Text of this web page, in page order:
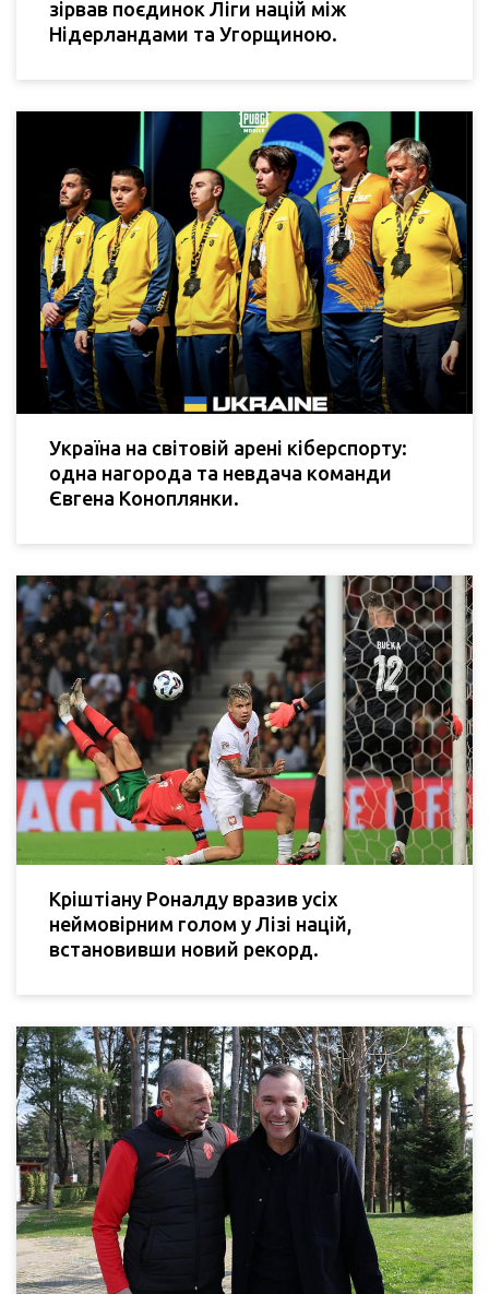
зірвав поєдинок Ліги націй між
Нідерландами та Угорщиною.
Україна на світовій арені кіберспорту:
одна нагорода та невдача команди
Євгена Коноплянки.
Кріштіану Роналду вразив усіх
неймовірним голом у Лізі націй,
встановивши новий рекорд.